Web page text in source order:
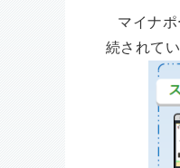
マイナポ
続されて